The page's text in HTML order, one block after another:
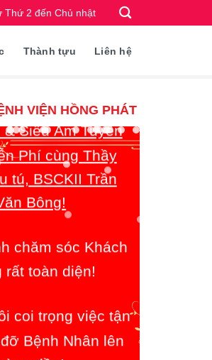
Thứ 2 đến Chủ nhật
Thành tựu Liên hệ
VIỆN HỒNG PHÁT
Phí cùng Thầy
tú, BSCKII Trần
Bông!
chăm sóc Khách
coi trọng việc tận
Bệnh Nhân lên
đầu!